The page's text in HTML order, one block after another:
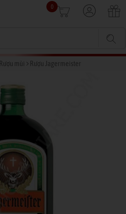
0
Rượu mùi Rượu Jagermeister